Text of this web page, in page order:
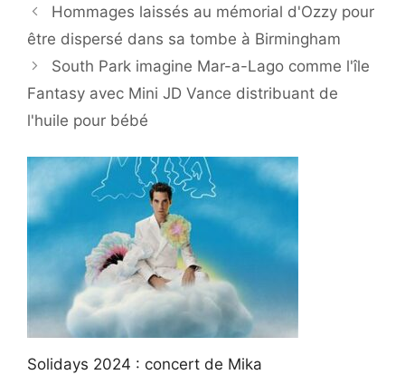
Hommages laissés au mémorial d'Ozzy pour
être dispersé dans sa tombe à Birmingham
South Park imagine Mar-a-Lago comme l'île
Fantasy avec Mini JD Vance distribuant de
l'huile pour bébé
Solidays 2024 : concert de Mika